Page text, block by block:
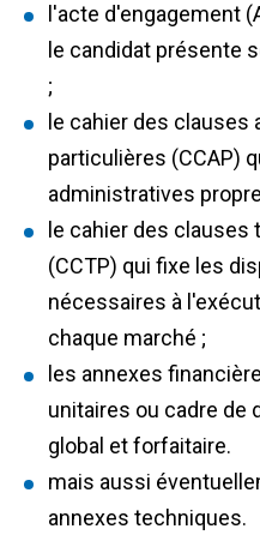
l'acte d'engagement
le candidat présente
;
le cahier des
particulières (CCAP)
administratives
le cahier des
(CCTP) qui fixe les
nécessaires à
chaque marché ;
les annexes
unitaires ou cadre de
global et forfaitaire.
mais aussi
annexes techniques.